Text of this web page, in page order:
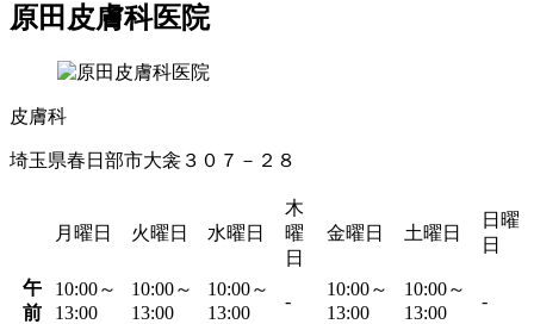
原田皮膚科医院
皮膚科
埼玉県春日部市大衾３０７－２８
月曜日 火曜日 水曜日
木
曜
日
金曜日 土曜日
日曜
日
午
前
10:00～
13:00
10:00～
13:00
10:00～
13:00
-
10:00～
13:00
10:00～
13:00
-